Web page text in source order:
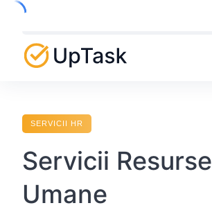
Skip
content
SERVICII HR
Servicii Resurse
Umane